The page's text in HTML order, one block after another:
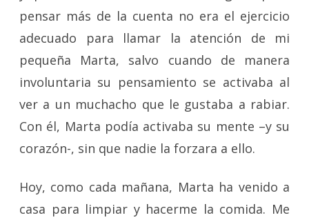
pensar más de la cuenta no era el ejercicio
adecuado para llamar la atención de mi
pequeña Marta, salvo cuando de manera
involuntaria su pensamiento se activaba al
ver a un muchacho que le gustaba a rabiar.
Con él, Marta podía activaba su mente –y su
corazón-, sin que nadie la forzara a ello.
Hoy, como cada mañana, Marta ha venido a
casa para limpiar y hacerme la comida. Me